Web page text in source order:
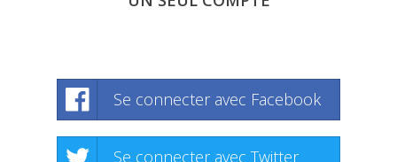
Se connecter avec Facebook
Se connecter avec Twitter